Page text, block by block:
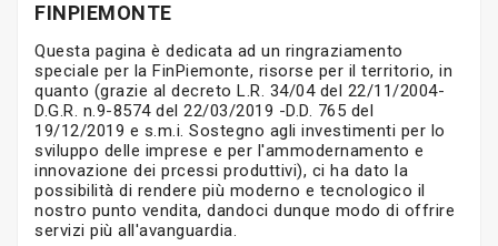
FINPIEMONTE
Questa pagina è dedicata ad un ringraziamento
speciale per la FinPiemonte, risorse per il territorio, in
quanto (grazie al decreto L.R. 34/04 del 22/11/2004-
D.G.R. n.9-8574 del 22/03/2019 -D.D. 765 del
19/12/2019 e s.m.i. Sostegno agli investimenti per lo
sviluppo delle imprese e per l'ammodernamento e
innovazione dei prcessi produttivi), ci ha dato la
possibilità di rendere più moderno e tecnologico il
nostro punto vendita, dandoci dunque modo di offrire
servizi più all'avanguardia.